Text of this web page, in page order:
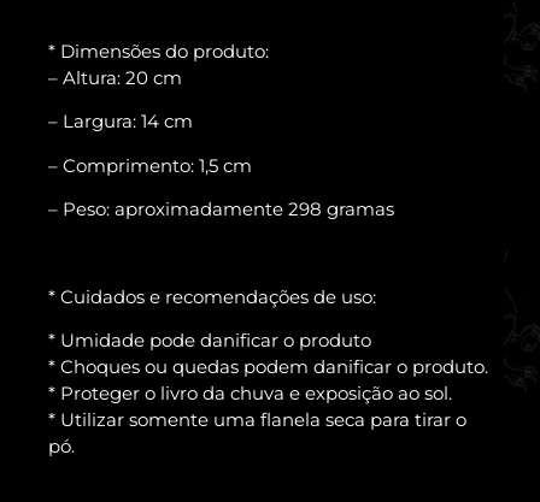
* Dimensões do produto:
– Altura: 20 cm
– Largura: 14 cm
– Comprimento: 1,5 cm
– Peso: aproximadamente 298 gramas
* Cuidados e recomendações de uso:
* Umidade pode danificar o produto
* Choques ou quedas podem danificar o produto.
* Proteger o livro da chuva e exposição ao sol.
* Utilizar somente uma flanela seca para tirar o
pó.